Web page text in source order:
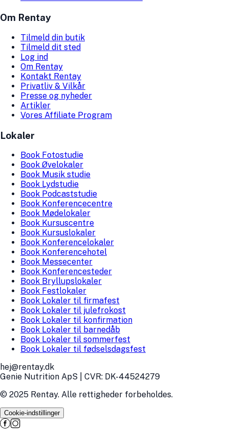
Om Rentay
Tilmeld din butik
Tilmeld dit sted
Log ind
Om Rentay
Kontakt Rentay
Privatliv & Vilkår
Presse og nyheder
Artikler
Vores Affiliate Program
Lokaler
Book Fotostudie
Book Øvelokaler
Book Musik studie
Book Lydstudie
Book Podcaststudie
Book Konferencecentre
Book Mødelokaler
Book Kursuscentre
Book Kursuslokaler
Book Konferencelokaler
Book Konferencehotel
Book Messecenter
Book Konferencesteder
Book Bryllupslokaler
Book Festlokaler
Book Lokaler til firmafest
Book Lokaler til julefrokost
Book Lokaler til konfirmation
Book Lokaler til barnedåb
Book Lokaler til sommerfest
Book Lokaler til fødselsdagsfest
hej@rentay.dk
Genie Nutrition ApS | CVR: DK-44524279
© 2025 Rentay. Alle rettigheder forbeholdes.
Cookie-indstillinger